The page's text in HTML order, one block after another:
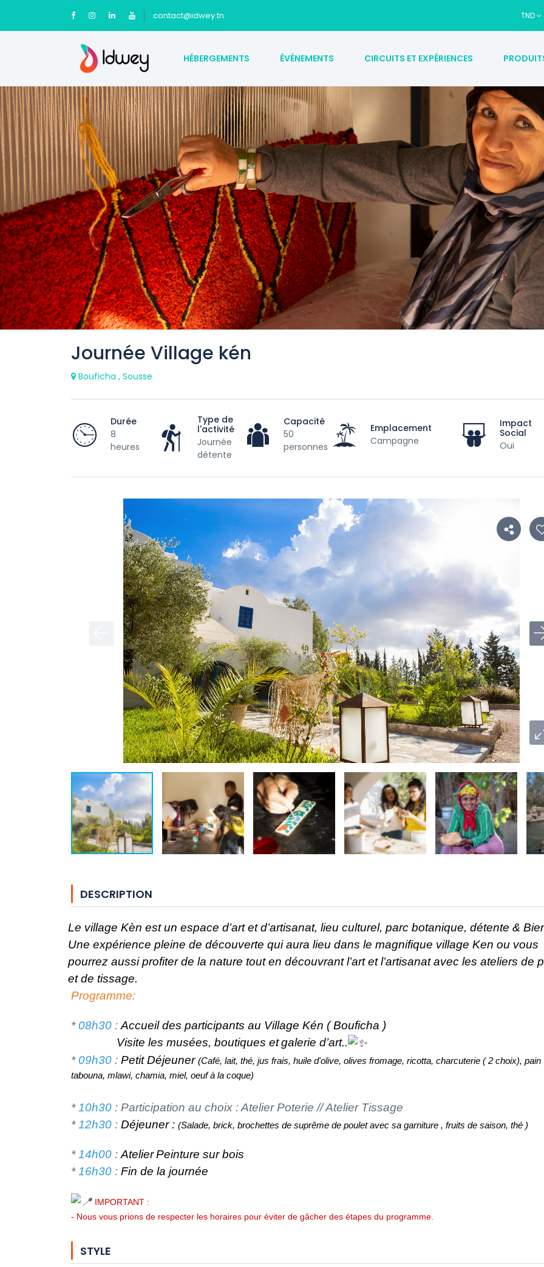
contact@idwey.tn TND
HÉBERGEMENTS ÉVÉNEMENTS CIRCUITS ET EXPÉRIENCES
Journée Village kén
Bouficha , Sousse
Durée
8
heures
Type de
l'activité
Journée
détente
Capacité
50
personnes
Emplacement
Campagne
Impact
Social
Oui
DESCRIPTION
Le village Kèn est un espace d’art et d’artisanat, lieu culturel, parc botanique, détente &
Une expérience pleine de découverte qui aura lieu dans le magnifique village Ken ou vous
pourrez aussi profiter de la nature tout en découvrant l’art et l’artisanat avec les ateliers de
et de tissage.
Programme:
*08h30 : Accueil des participants au Village Kén ( Bouficha )
Visite les musées, boutiques etgalerie d’art..
*09h30 : Petit Déjeuner (Café, lait, thé, jus frais, huile d'olive, olives fromage, ricotta, charcuterie ( 2 choix), pain
tabouna, mlawi, chamia, miel, oeuf à la coque)
* 10h30 : Participation au choix : Atelier Poterie // Atelier Tissage
* 12h30 : Déjeuner : (Salade, brick, brochettes de suprême de poulet avec sa garniture , fruits de saison, thé )
* 14h00 : AtelierPeinture sur bois
* 16h30 : Fin de la journée
IMPORTANT :
- Nous vous prions de respecter les horaires pour éviter de gâcher des étapes du programme.
STYLE